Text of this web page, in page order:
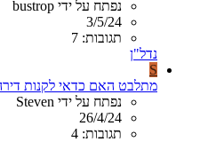
נפתח על ידי bustrop
3/5/24
תגובות: 7
נדל"ן
S
מתלבט האם כדאי לקנות
נפתח על ידי Steven
26/4/24
תגובות: 4